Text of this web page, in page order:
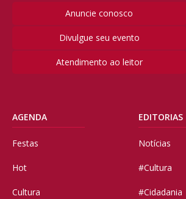
Anuncie conosco
Divulgue seu evento
Atendimento ao leitor
AGENDA
Festas
Hot
Cultura
EDITORIAS
Notícias
#Cultura
#Cidadania